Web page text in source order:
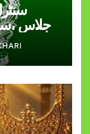
اجلاس